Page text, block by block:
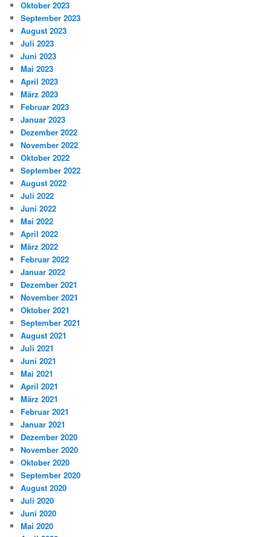
Oktober 2023
September 2023
August 2023
Juli 2023
Juni 2023
Mai 2023
April 2023
März 2023
Februar 2023
Januar 2023
Dezember 2022
November 2022
Oktober 2022
September 2022
August 2022
Juli 2022
Juni 2022
Mai 2022
April 2022
März 2022
Februar 2022
Januar 2022
Dezember 2021
November 2021
Oktober 2021
September 2021
August 2021
Juli 2021
Juni 2021
Mai 2021
April 2021
März 2021
Februar 2021
Januar 2021
Dezember 2020
November 2020
Oktober 2020
September 2020
August 2020
Juli 2020
Juni 2020
Mai 2020